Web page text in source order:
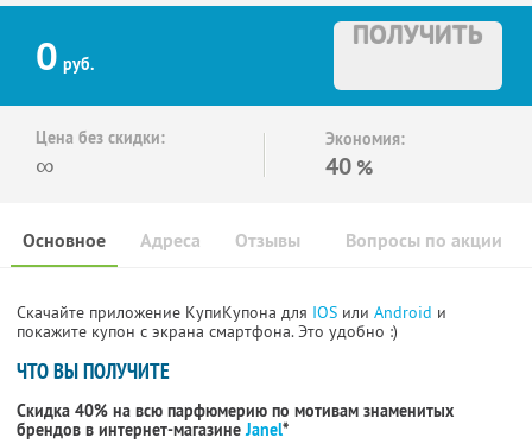
0 руб.
ПОЛУЧИТЬ
Цена без скидки:
∞
Экономия:
40 %
Основное Отзывы Вопросы по акции
Адреса
Скачайте приложение КупиКупона для IOS или Android и
покажите купон с экрана смартфона. Это удобно :)
ЧТО ВЫ ПОЛУЧИТЕ
Скидка 40% на всю парфюмерию по мотивам знаменитых
брендов в интернет-магазинеJanel*